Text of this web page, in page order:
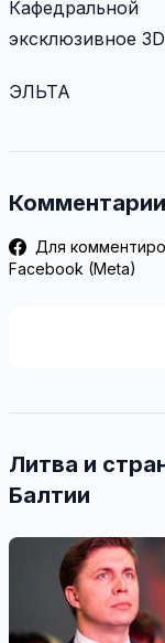
эксклюзивное
ЭЛЬТА
Комментарии
Для
Facebook (Meta)
Литва и
Балтии